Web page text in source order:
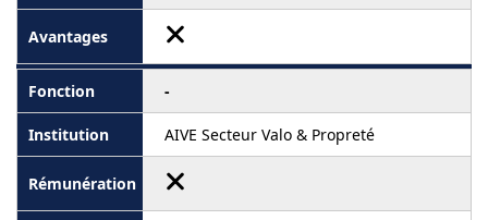
-
AIVE Secteur Valo & Propreté